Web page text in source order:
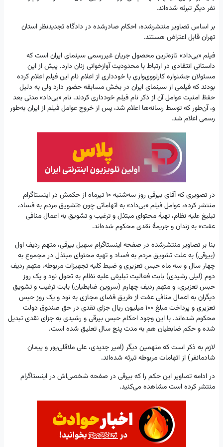
نفر دیگر تبرئه شده‌اند.
بر اساس تصاویر منتشرشده، احکام صادرشده در دادگاه تجدیدنظر استان
تهران قابل اعتراض هستند.
فیلم «بی‌داد» تازه‌ترین محصول جریان غیررسمی سینمای ایران است که
داستانی انتقادی در ارتباط با محدودیت آوازخوانی زنان دارد. پیش از این
مسئولان جشنواره کارلووی‌واری با خودداری از اعلام نام این فیلم اعلام کرده
بودند که فیلمی از سینمای ایران در بخش مسابقه حضور دارد ولی به دلیل
حفظ امنیت عوامل آن از ذکر نام فیلم خودداری کردند. نام «بی‌داد» مدتی بعد
و، آن‌طور که توسط رسانه‌ها اعلام شد، پس از خروج عوامل فیلم از ایران به‌طور
رسمی اعلام شد.
در تصویری که آقای بیرقی روز سه‌شنبه ۱۰ تیرماه از حکمش در اینستاگرام
منتشر کرده، عوامل فیلم «بی‌داد» به اتهاماتی چون «تشویق مردم به فساد،
تبلیغ علیه نظام، تهیهٔ محتوای مبتذل و ترغیب و تشویق به اعمال منافی
عفت» به زندان و جریمهٔ نقدی محکوم شده‌اند.
بنا بر تصاویر منتشرشده در صفحه اینستاگرام سهیل بیرقی، متهم ردیف اول
(بیرقی) به علت تشویق مردم به فساد و تهیه محتوای مبتذل در مجموع به
چهار سال و سه ماه حبس تعزیری و ضبط کلیه تجهیزات مربوطه، متهم ردیف
دوم (لیلی رشیدی) بابت فعالیت تبلیغی علیه نظام به تحول نود و یک روز
حبس تعزیری، و متهم ردیف چهارم (سروین ضابطیان) بابت ترغیب و تشویق
دیگران به اعمال منافی عفت از طریق فضای مجازی به نود و یک روز حبس
تعزیری و پرداخت مبلغ 100 میلیون ریال جزای نقدی در حق صندوق دولت
محکوم شده‌اند. با این وجود احکام حبس بیرقی و رشیدی به جزای نقدی تبدیل
شده و حکم ضابطیان هم به مدت پنج سال تعلیق شده است.
لازم به ذکر است که متهمین دیگر (امیر جدیدی، علی ملاقلی‌پور و پیمان
شادمانفر) از اتهامات مربوطه تبرئه شده‌اند.
در ادامه تصاویر این حکم را که بیرقی در صفحه شخصی‌اش در اینستاگرام
منتشر کرده است مشاهده می‌کنید.